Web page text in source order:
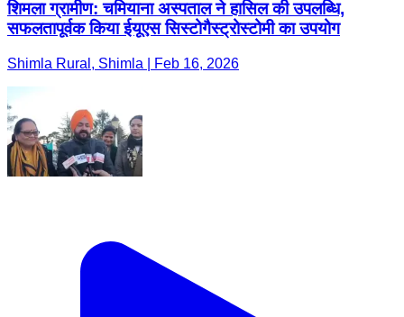
शिमला ग्रामीण: चमियाना अस्पताल ने हासिल की उपलब्धि,
सफलतापूर्वक किया ईयूएस सिस्टोगैस्ट्रोस्टोमी का उपयोग
Shimla Rural, Shimla | Feb 16, 2026